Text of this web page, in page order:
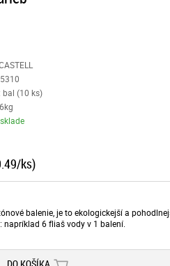
bal (10 ks)
ks)
balenie, je to ekologickejší a
napríklad 6 fliaš vody v 1 balení.